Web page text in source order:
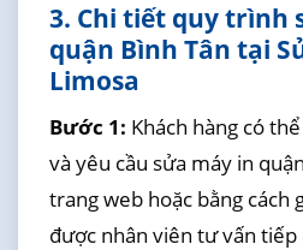
3. Chi tiết quy trình
quận Bình Tân tại
Limosa
Bước 1: Khách hàng có
và yêu cầu sửa máy in
trang web hoặc bằng cách
được nhân viên tư vấn tiếp